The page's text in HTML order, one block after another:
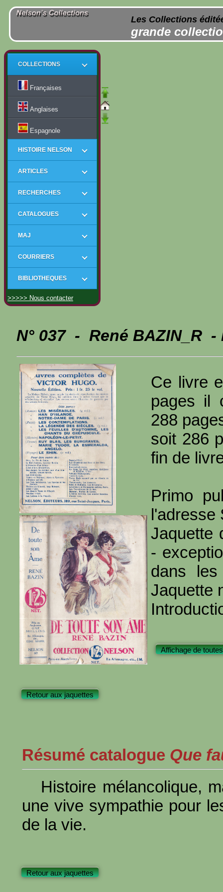
Les Collections
grande
COLLECTIONS
Françaises
Anglaises
Espagnole
HISTOIRE NELSON
ARTICLES
RECHERCHES
CATALOGUES
MAJ
COURRIERS
BIBLIOTHEQUES
>>>>> Nous contacter
N° 037 - René BAZIN_R -
Ce livre
pages il
288
soit 286
fin de
Primo
l'adresse
Jaquette
-
dans
Jaquette
Affichage de
Retour aux jaquettes
Résumé catalogue Que
Histoire mélancolique,
une vive sympathie pour
de la vie.
Retour aux jaquettes